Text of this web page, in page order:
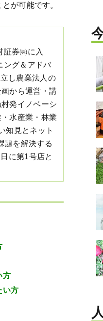
が可能です。
証券㈱に入
ング＆アドバ
し農業法人の
から運営・講
発イノベーシ
水産業・林業
知見とネット
題を解決する
に第1号店と
方
い方